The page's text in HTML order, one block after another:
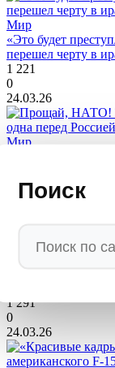
Поиск
Мир
«Это будет
перешел черту в
1 221
0
24.03.26
Мир
1 139
Ядерная ночь
1 291
0
24.03.26